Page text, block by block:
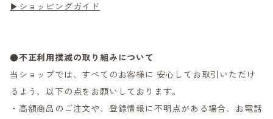
▶ショッピングガイド
●不正利用撲滅の取り組みについて
当ショップでは、すべてのお客様に 安心してお取引いただけ
るよう、以下の点をお願いしております。
・高額商品のご注文や、登録情報に不明点がある場合、お電話